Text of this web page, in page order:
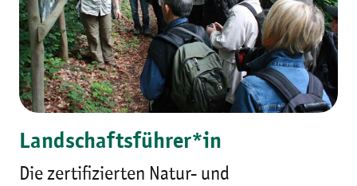
Landschaftsführer*in
Die zertifizierten Natur- und